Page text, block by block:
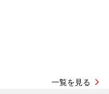
一覧を見る